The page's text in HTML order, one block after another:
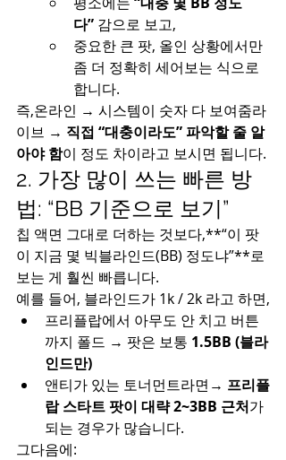
다” 감으로 보고,
중요한 큰 팟, 올인 상황에서만
좀 더 정확히 세어보는 식으로
합니다.
즉,온라인 → 시스템이 숫자 다 보여줌라
이브 → 직접 “대충이라도” 파악할 줄 알
아야 함이 정도 차이라고 보시면 됩니다.
2. 가장 많이 쓰는 빠른 방
법: “BB 기준으로 보기”
칩 액면 그대로 더하는 것보다,**“이 팟
이 지금 몇 빅블라인드(BB) 정도냐”**로
보는 게 훨씬 빠릅니다.
예를 들어, 블라인드가 1k / 2k 라고 하면,
프리플랍에서 아무도 안 치고 버튼
까지 폴드 → 팟은 보통 1.5BB (블라
인드만)
앤티가 있는 토너먼트라면→ 프리플
랍 스타트 팟이 대략 2~3BB 근처가
되는 경우가 많습니다.
그다음에: